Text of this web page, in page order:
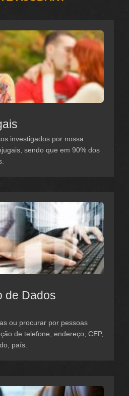
investigados por nossa
sendo que em 90% dos
de Dados
ou procurar por pessoas
de telefone, endereço, CEP,
país.